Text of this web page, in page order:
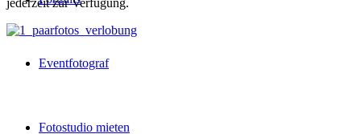
Eventfotograf
Fotostudio mieten